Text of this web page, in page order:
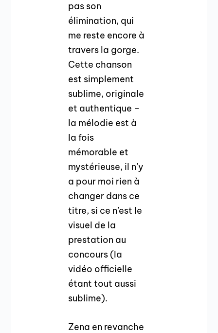
pas son
élimination, qui
me reste encore à
travers la gorge.
Cette chanson
est simplement
sublime, originale
et authentique –
la mélodie est à
la fois
mémorable et
mystérieuse, il n’y
a pour moi rien à
changer dans ce
titre, si ce n’est le
visuel de la
prestation au
concours (la
vidéo officielle
étant tout aussi
sublime).
Zena en revanche